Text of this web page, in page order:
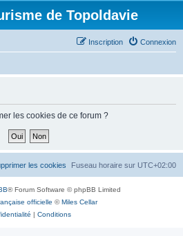
de Topoldavie
Connexion
Inscription
les cookies de ce forum ?
Fuseau horaire sur UTC+02:00
les cookies
® Forum Software © phpBB Limited
officielle ©Miles Cellar
| Conditions